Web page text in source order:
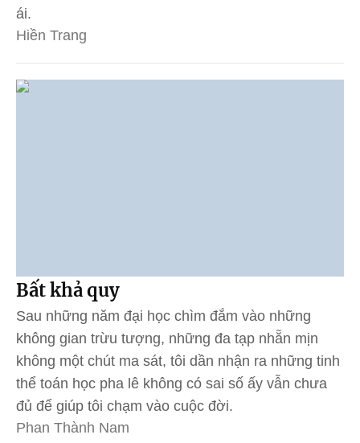
ái.
Hiền Trang
Bất khả quy
Sau những năm đại học chìm đắm vào những
không gian trừu tượng, những đa tạp nhẵn mịn
không một chút ma sát, tôi dần nhận ra những tinh
thể toán học pha lê không có sai số ấy vẫn chưa
đủ để giúp tôi chạm vào cuộc đời.
Phan Thành Nam